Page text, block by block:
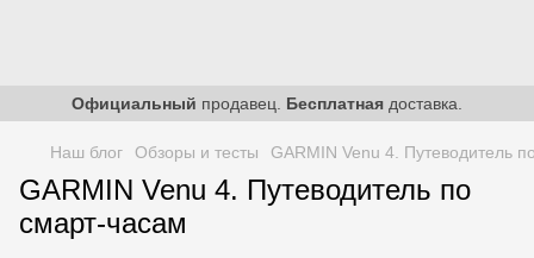
Официальный продавец. Бесплатная доставка.
Наш блог Обзоры и тесты GARMIN Venu 4. Путеводитель
GARMIN Venu 4. Путеводитель по
смарт-часам